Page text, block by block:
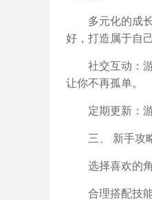
多元化的成
好，打造属于自
社交互动：
让你不再孤单。
定期更新：
三、 新手攻
选择喜欢的
合理搭配技